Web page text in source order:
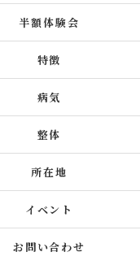
半額体験会
特徴
病気
整体
所在地
イベント
お問い合わせ